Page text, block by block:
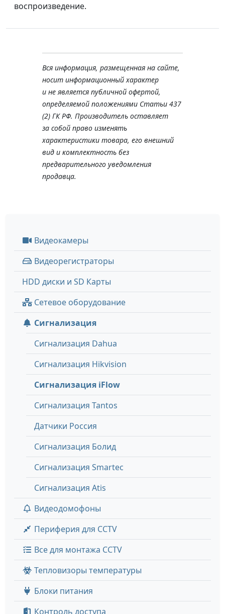
воспроизведение.
Вся информация, размещенная на сайте,
носит информационный характер
и не является публичной офертой,
определяемой положениями Статьи 437
(2) ГК РФ. Производитель оставляет
за собой право изменять
характеристики товара, его внешний
вид и комплектность без
предварительного уведомления
продавца.
Видеокамеры
Видеорегистраторы
HDD диски и SD Карты
Сетевое оборудование
Сигнализация
Сигнализация Dahua
Сигнализация Hikvision
Сигнализация iFlow
Сигнализация Tantos
Датчики Россия
Сигнализация Болид
Сигнализация Smartec
Сигнализация Atis
Видеодомофоны
Периферия для CCTV
Все для монтажа CCTV
Тепловизоры температуры
Блоки питания
Контроль доступа